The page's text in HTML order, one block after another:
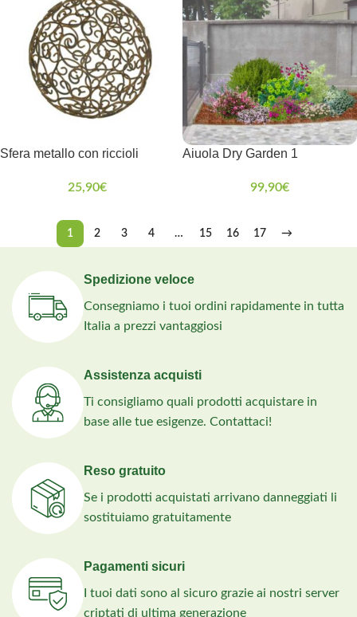
Sfera metallo con riccioli
25,90€
Aiuola Dry Garden 1
99,90€
1 2 3 4 … 15 16 17 →
Spedizione veloce
Consegniamo i tuoi ordini rapidamente in tutta
Italia a prezzi vantaggiosi
Assistenza acquisti
Ti consigliamo quali prodotti acquistare in
base alle tue esigenze. Contattaci!
Reso gratuito
Se i prodotti acquistati arrivano danneggiati li
sostituiamo gratuitamente
Pagamenti sicuri
I tuoi dati sono al sicuro grazie ai nostri server
criptati di ultima generazione